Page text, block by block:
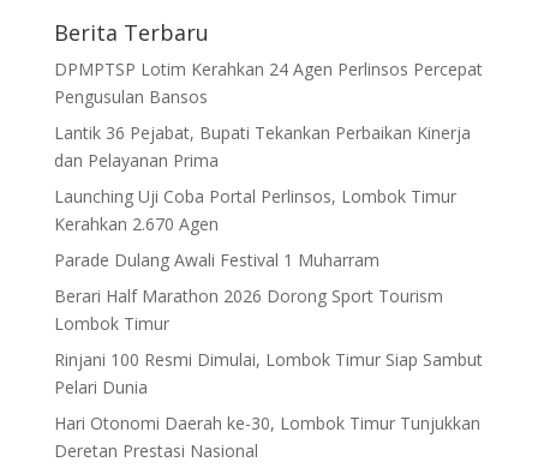
Berita Terbaru
DPMPTSP Lotim Kerahkan 24 Agen Perlinsos Percepat
Pengusulan Bansos
Lantik 36 Pejabat, Bupati Tekankan Perbaikan Kinerja
dan Pelayanan Prima
Launching Uji Coba Portal Perlinsos, Lombok Timur
Kerahkan 2.670 Agen
Parade Dulang Awali Festival 1 Muharram
Berari Half Marathon 2026 Dorong Sport Tourism
Lombok Timur
Rinjani 100 Resmi Dimulai, Lombok Timur Siap Sambut
Pelari Dunia
Hari Otonomi Daerah ke-30, Lombok Timur Tunjukkan
Deretan Prestasi Nasional